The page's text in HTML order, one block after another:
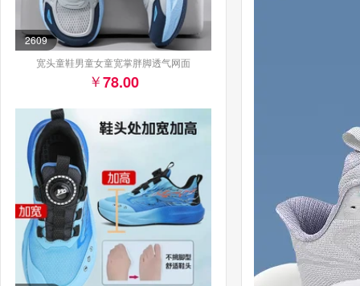
2609
宽头童鞋男童女童宽掌胖脚透气网面
78.00